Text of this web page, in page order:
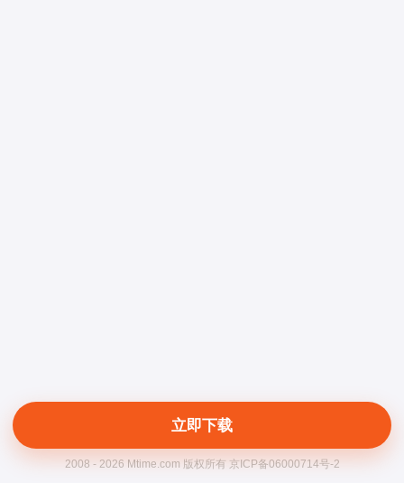
立即下载
2008 - 2026 Mtime.com 版权所有 京ICP备06000714号-2